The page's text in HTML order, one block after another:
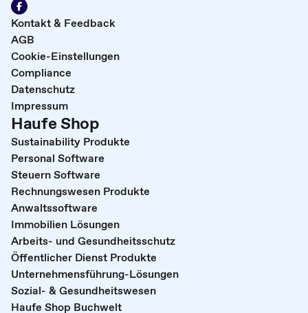
Kontakt & Feedback
AGB
Cookie-Einstellungen
Compliance
Datenschutz
Impressum
Haufe Shop
Sustainability Produkte
Personal Software
Steuern Software
Rechnungswesen Produkte
Anwaltssoftware
Immobilien Lösungen
Arbeits- und Gesundheitsschutz
Öffentlicher Dienst Produkte
Unternehmensführung-Lösungen
Sozial- & Gesundheitswesen
Haufe Shop Buchwelt